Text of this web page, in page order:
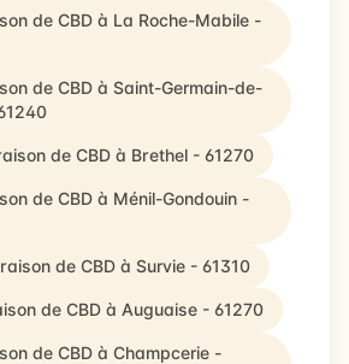
de CBD à La Roche-Mabile -
de CBD à Saint-Germain-de-
de CBD à Brethel - 61270
de CBD à Ménil-Gondouin -
de CBD à Survie - 61310
de CBD à Auguaise - 61270
de CBD à Champcerie -